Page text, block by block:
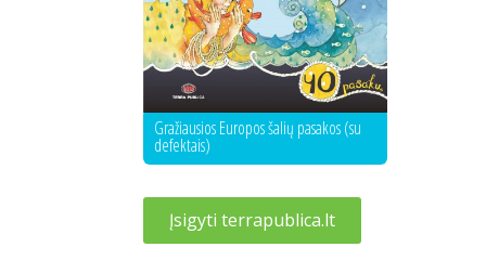
Gražiausios Europos šalių pasakos (su
defektais)
Įsigyti terrapublica.lt